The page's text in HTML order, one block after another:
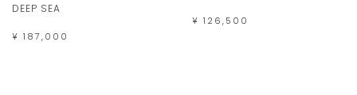
DEEP SEA
¥ 187,000
¥ 126,500